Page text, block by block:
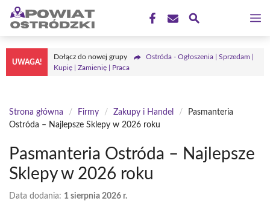
Przejdź
treści
UWAGA!
Dołącz do nowej grupy
Ostróda - Ogłoszenia | Sprzedam |
Kupię | Zamienię | Praca
Strona główna / Firmy / Zakupy i Handel /
Pasmanteria
Ostróda – Najlepsze Sklepy w 2026 roku
Pasmanteria Ostróda – Najlepsze
Sklepy w 2026 roku
Data dodania: 1 sierpnia 2026 r.